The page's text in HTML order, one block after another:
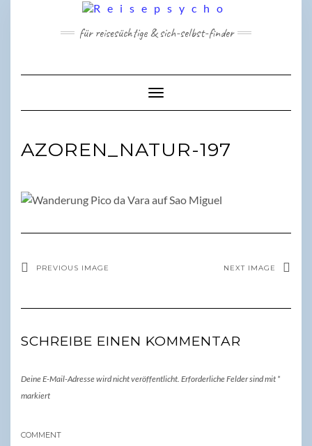
für reisesüchtige & sich-selbst-finder
Toggle Navigation
AZOREN_NATUR-197
PREVIOUS IMAGE NEXT IMAGE
SCHREIBE EINEN KOMMENTAR
Deine E-Mail-Adresse wird nicht veröffentlicht. Erforderliche Felder sind mit *
markiert
COMMENT